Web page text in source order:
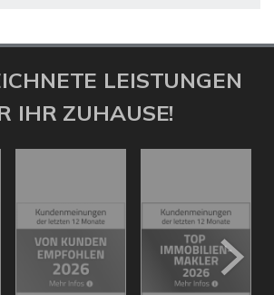
LEISTUNGEN
IHR ZUHAUSE!